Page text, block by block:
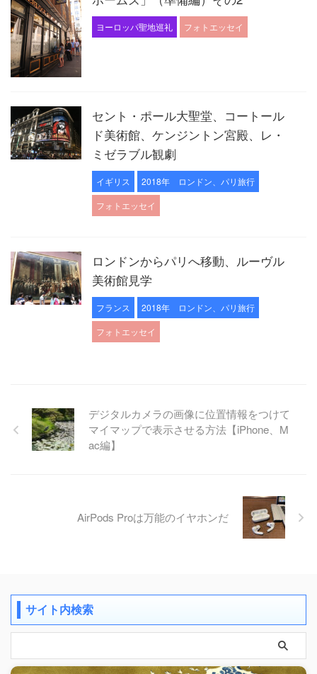
ヨーロッパ聖地巡礼 フォトエッセイ
セント・ポール大聖堂、コートール
ド美術館、ケンジントン宮殿、レ・
ミゼラブル観劇
イギリス
2018年 ロンドン、パリ旅行
フォトエッセイ
ロンドンからパリへ移動、ルーヴル
美術館見学
フランス
2018年 ロンドン、パリ旅行
フォトエッセイ
デジタルカメラの画像に位置情報をつけて
マイマップで表示させる方法【iPhone、M
ac編】
AirPods Proは万能のイヤホンだ
サイト内検索